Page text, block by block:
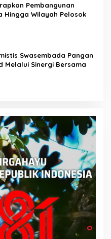
Pembangunan
Hingga Wilayah Pelosok
Swasembada Pangan
Melalui Sinergi Bersama